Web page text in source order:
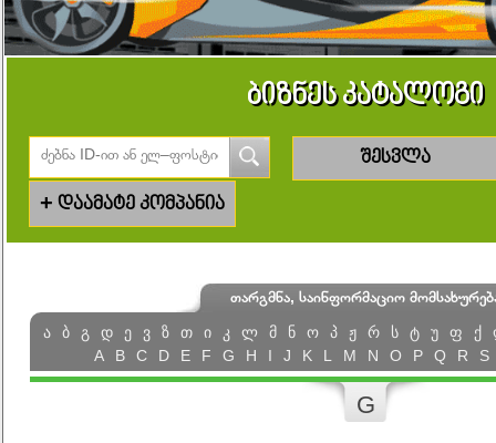
ბიზნეს კატალოგი
შესვლა
+ დაამატე კომპანია
თარგმნა, საინფორმაციო
ა
ბ გ დ ე ვ ზ თ ი კ ლ მ ნ ო პ ჟ რ ს ტ უ ფ ქ
A
B C D E F G H I J K L M N O P Q R S
G